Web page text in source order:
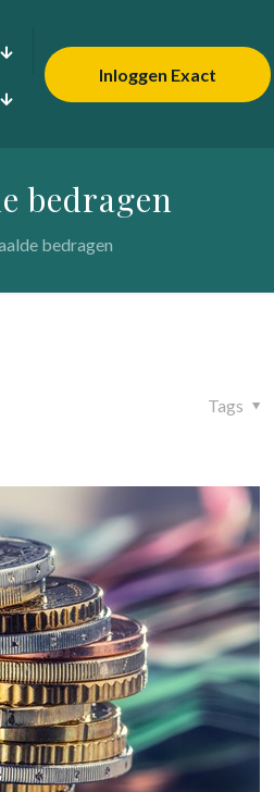
Inloggen Exact
bedragen
bedragen
Tags